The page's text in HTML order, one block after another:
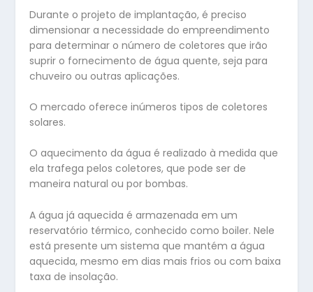
Durante o projeto de implantação, é preciso
dimensionar a necessidade do empreendimento
para determinar o número de coletores que irão
suprir o fornecimento de água quente, seja para
chuveiro ou outras aplicações.
O mercado oferece inúmeros tipos de coletores
solares.
O aquecimento da água é realizado à medida que
ela trafega pelos coletores, que pode ser de
maneira natural ou por bombas.
A água já aquecida é armazenada em um
reservatório térmico, conhecido como boiler. Nele
está presente um sistema que mantém a água
aquecida, mesmo em dias mais frios ou com baixa
taxa de insolação.